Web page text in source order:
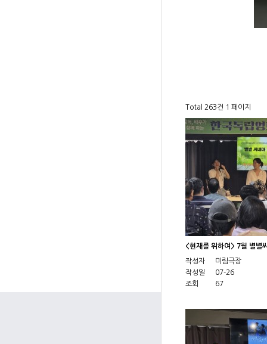
Total 263건 1 페이지
<현재를 위하여> 7월 별별
작성자
미림극장
작성일
07-26
조회
67